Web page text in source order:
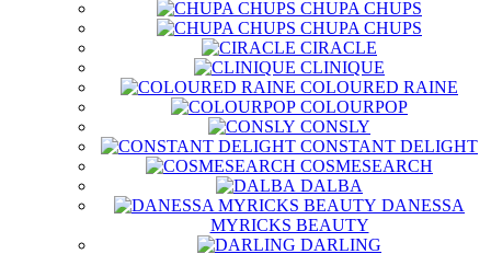
CHUPA CHUPS
CHUPA CHUPS
CIRACLE
CLINIQUE
COLOURED RAINE
COLOURPOP
CONSLY
CONSTANT DELIGHT
COSMESEARCH
DALBA
DANESSA
MYRICKS BEAUTY
DARLING